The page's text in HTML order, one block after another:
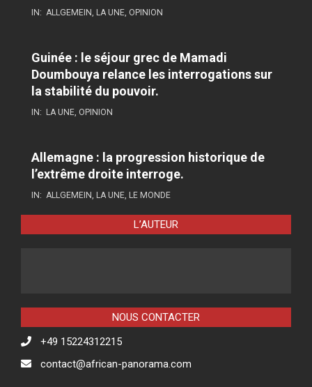
IN: ALLGEMEIN, LA UNE, OPINION
Guinée : le séjour grec de Mamadi
Doumbouya relance les interrogations sur
la stabilité du pouvoir.
IN: LA UNE, OPINION
Allemagne : la progression historique de
l’extrême droite interroge.
IN: ALLGEMEIN, LA UNE, LE MONDE
L’AUTEUR
NOUS CONTACTER
+49 15224312215
contact@african-panorama.com